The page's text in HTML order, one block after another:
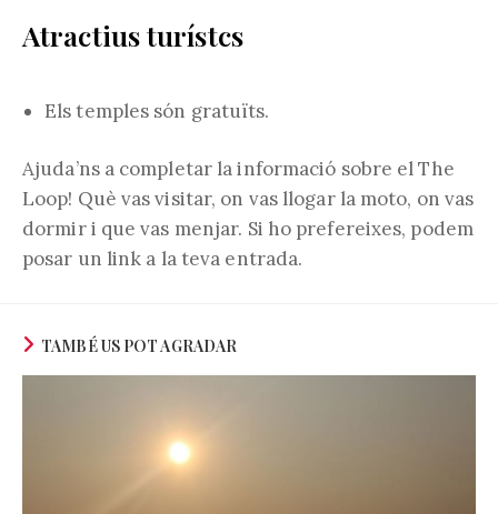
Atractius turístcs
Els temples són gratuïts.
Ajuda’ns a completar la informació sobre el The
Loop! Què vas visitar, on vas llogar la moto, on vas
dormir i que vas menjar. Si ho prefereixes, podem
posar un link a la teva entrada.
TAMBÉ US POT AGRADAR